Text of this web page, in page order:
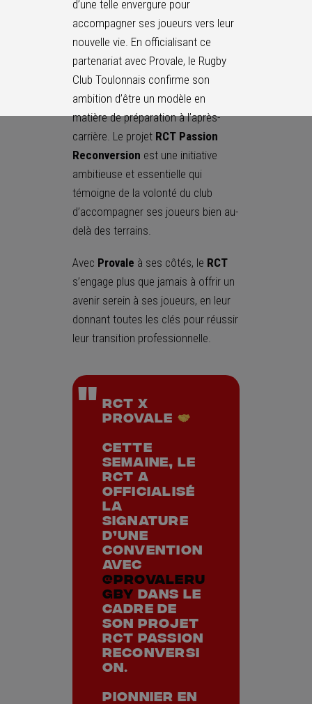
d’une telle envergure pour
accompagner ses joueurs vers leur
nouvelle vie. En officialisant ce
partenariat avec Provale, le Rugby
Club Toulonnais confirme son
ambition d’être un modèle en
matière de préparation à l’après-
carrière. Le projet RCT Passion
Reconversion est une initiative
ambitieuse et essentielle qui
témoigne de la volonté du club
d’accompagner ses joueurs bien au-
delà des terrains.
Avec Provale à ses côtés, le RCT
s’engage plus que jamais à offrir un
avenir serein à ses joueurs, en leur
donnant toutes les clés pour réussir
leur transition professionnelle.
RCT x
Provale
Cette
semaine, le
RCT a
officialisé
la
signature
d’une
convention
avec
@ProvaleRu
gby dans le
cadre de
son projet
RCT Passion
Reconversi
on.
Pionnier en